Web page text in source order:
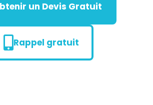
un Devis Gratuit
Rappel gratuit